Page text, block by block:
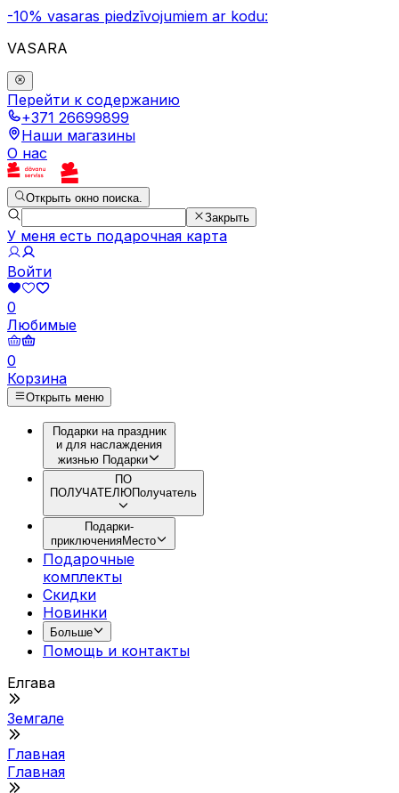
-10% vasaras piedzīvojumiem ar kodu:
VASARA
Перейти к содержанию
+371 26699899
Наши магазины
О нас
Открыть окно поиска.
Закрыть
У меня есть подарочная карта
Войти
0
Любимые
0
Корзина
Открыть меню
Подарки на праздник
и для наслаждения
жизнью Подарки
ПО
ПОЛУЧАТЕЛЮПолучатель
Подарки-
приключенияМесто
Подарочные
комплекты
Скидки
Новинки
Больше
Помощь и контакты
Елгава
Земгале
Главная
Главная